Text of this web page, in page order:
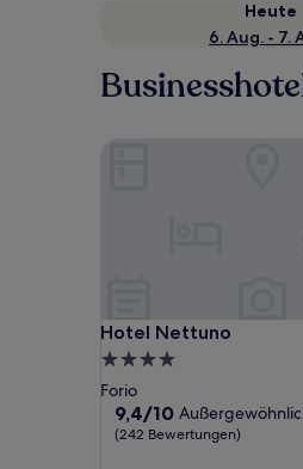
Heute
6. Aug. - 7.
Hotel Nettuno
Hotel Nettuno
4.0-
Sterne-
Unterkunft
Forio
9.4
von
9,4/10
(242 Bewertungen)